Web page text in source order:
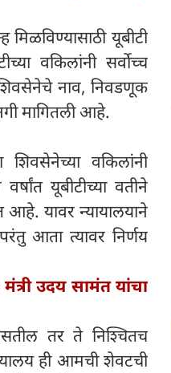
यूबीटी
वकिलांनी सर्वोच्च
शिवसेनेचे नाव, निवडणूक
मागितली आहे.
शिवसेनेच्या वकिलांनी
यूबीटीच्या वतीने
यावर न्यायालयाने
आता त्यावर निर्णय
उदय सामंत यांचा
तर ते निश्चितच
ही आमची शेवटची